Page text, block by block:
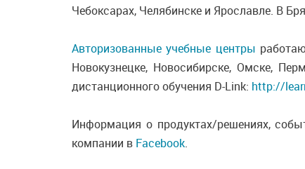
Чебоксарах, Челябинске и Ярославле. В
Авторизованные учебные центры
Новокузнецке, Новосибирске, Омске,
дистанционного обучения D-Link: http://
Информация о продуктах/решениях,
компании в Facebook.